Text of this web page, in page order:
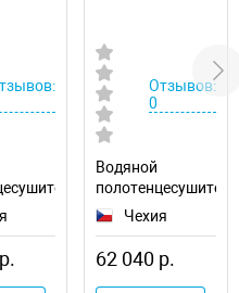
Отзывов:
0
Водяной
полотенцесушитель
Ravak Cube
X04000083669
Чехия
62 040 р.